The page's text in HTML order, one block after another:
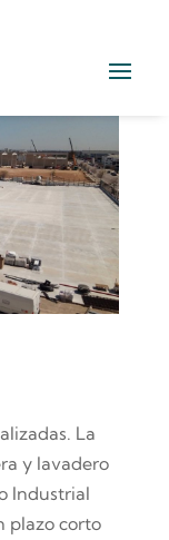
La
y lavadero
Industrial
plazo corto